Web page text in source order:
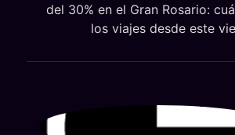
del 30% en el Gran Rosario:
los viajes desde este